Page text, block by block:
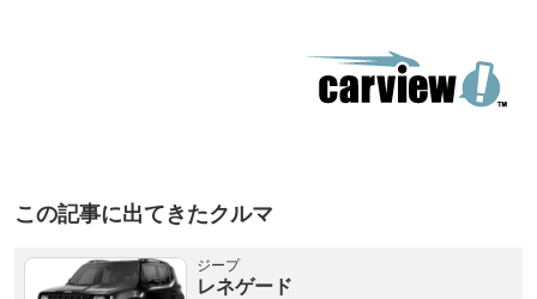
この記事に出てきたクルマ
ジープ
レネゲード